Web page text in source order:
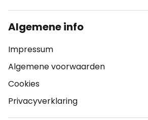
Algemene info
Impressum
Algemene voorwaarden
Cookies
Privacyverklaring